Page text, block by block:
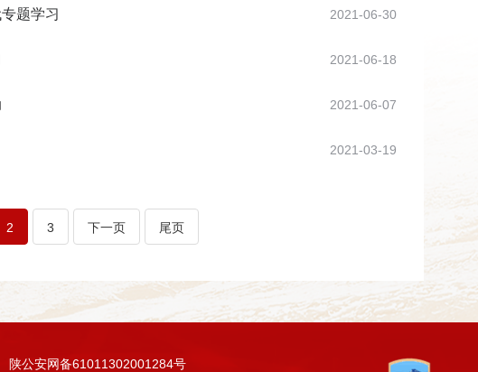
题学习 2021-06-30
2021-06-18
2021-06-07
2021-03-19
2 3 下一页 尾页
陕公安网备61011302001284号